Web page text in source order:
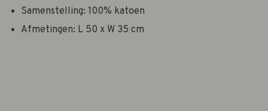
Samenstelling: 100% katoen
Afmetingen: L 50 x W 35 cm